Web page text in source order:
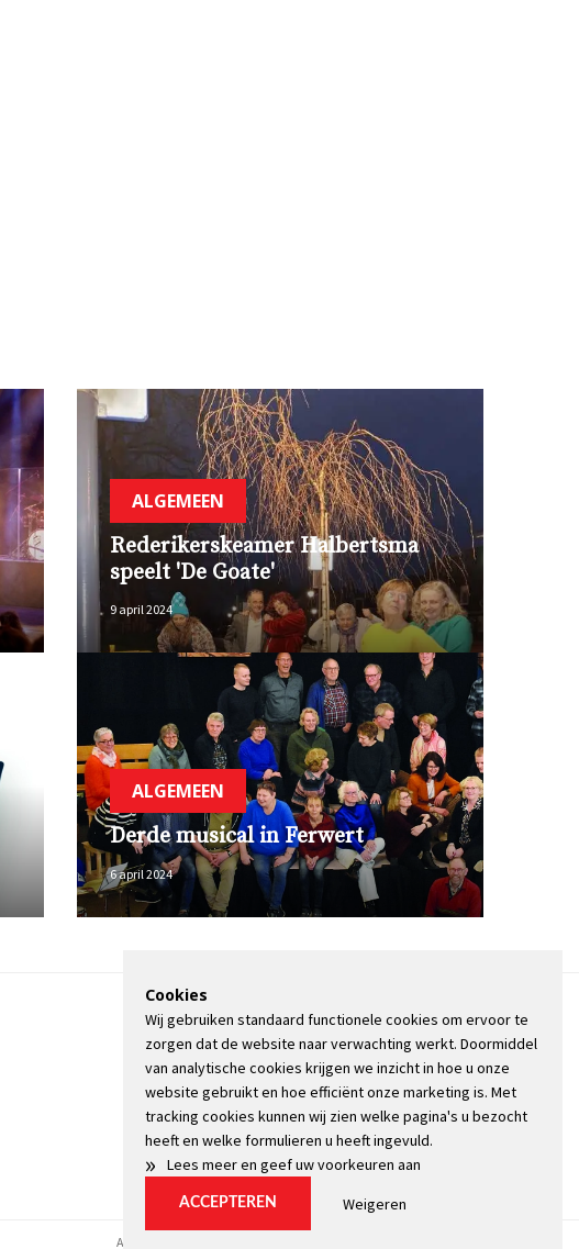
ALGEMEEN
Rederikerskeamer Halbertsma
speelt 'De Goate'
9 april 2024
ALGEMEEN
Derde musical in Ferwert
6 april 2024
OVER DE STIENSER
CONTACT
ADVERTEREN
INFORMATIE
Algemene voorwaarden
Cookies
Wij gebruiken standaard functionele cookies om ervoor te
zorgen dat de website naar verwachting werkt. Doormiddel
van analytische cookies krijgen we inzicht in hoe u onze
website gebruikt en hoe efficiënt onze marketing is. Met
tracking cookies kunnen wij zien welke pagina's u bezocht
heeft en welke formulieren u heeft ingevuld.
» Lees meer en geef uw voorkeuren aan
ACCEPTEREN Weigeren